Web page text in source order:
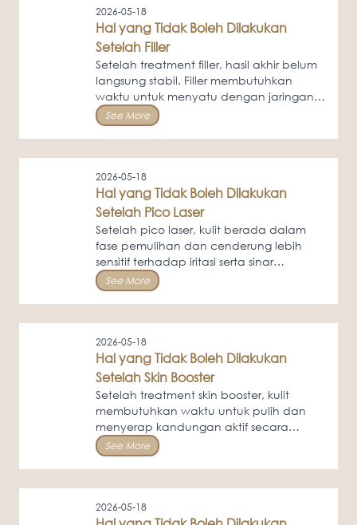
2026-05-18
Hal yang Tidak Boleh Dilakukan
Setelah Filler
Setelah treatment filler, hasil akhir belum
langsung stabil. Filler membutuhkan
waktu untuk menyatu dengan jaringan
kulit, sehingga ada beberapa hal yang
perlu dihindari agar hasil tetap natural
dan optimal.
See More
2026-05-18
Hal yang Tidak Boleh Dilakukan
Setelah Pico Laser
Setelah pico laser, kulit berada dalam
fase pemulihan dan cenderung lebih
sensitif terhadap iritasi serta sinar
matahari. Hindari paparan sinar
matahari langsung tanpa sunscreen,
penggunaan produk aktif seperti retinol,
AHA, BHA, atau scrub selama beberapa
hari, serta mengelupas kulit secara
paksa.
See More
2026-05-18
Hal yang Tidak Boleh Dilakukan
Setelah Skin Booster
Setelah treatment skin booster, kulit
membutuhkan waktu untuk pulih dan
menyerap kandungan aktif secara
optimal. Agar hasil treatment maksimal
dan risiko iritasi minimal, ada beberapa
hal yang sebaiknya dihindari.
See More
2026-05-18